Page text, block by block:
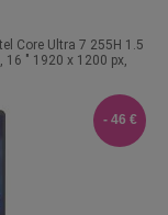
Core Ultra 7 255H 1.5
16 " 1920 x 1200 px,
- 46 €